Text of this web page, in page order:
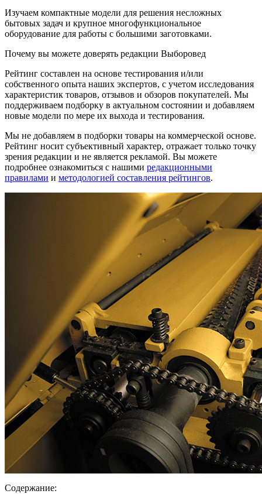
Изучаем компактные модели для решения несложных
бытовых задач и крупное многофункциональное
оборудование для работы с большими заготовками.
Почему вы можете доверять редакции Выборовед
Рейтинг составлен на основе тестирования и/или
собственного опыта наших экспертов, с учетом исследования
характеристик товаров, отзывов и обзоров покупателей. Мы
поддерживаем подборку в актуальном состоянии и добавляем
новые модели по мере их выхода и тестирования.
Мы не добавляем в подборки товары на коммерческой основе.
Рейтинг носит субъективный характер, отражает только точку
зрения редакции и не является рекламой. Вы можете
подробнее ознакомиться с нашими редакционными
правилами и методологией составления рейтингов.
Содержание: